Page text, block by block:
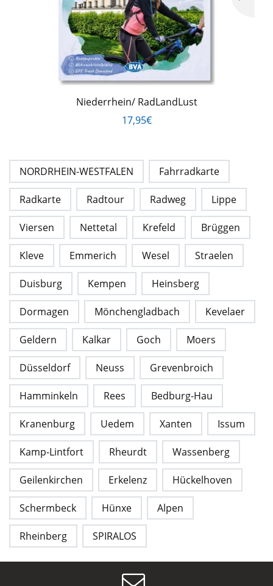
Niederrhein/ RadLandLust
17,95€
NORDRHEIN-WESTFALEN Fahrradkarte
Radkarte Radtour Radweg Lippe
Viersen Nettetal Krefeld Brüggen
Kleve Emmerich Wesel Straelen
Duisburg Kempen Heinsberg
Dormagen Mönchengladbach Kevelaer
Geldern Kalkar Goch Moers
Düsseldorf Neuss Grevenbroich
Hamminkeln Rees Bedburg-Hau
Kranenburg Uedem Xanten Issum
Kamp-Lintfort Rheurdt Wassenberg
Geilenkirchen Erkelenz Hückelhoven
Schermbeck Hünxe Alpen
Rheinberg SPIRALOS